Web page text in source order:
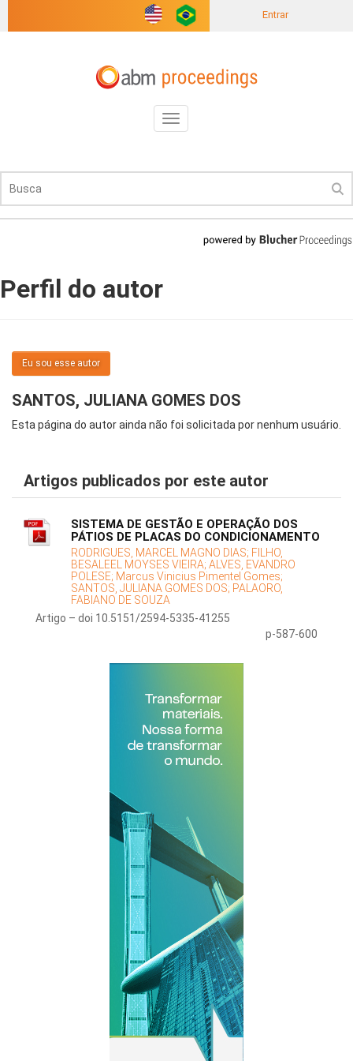
Entrar
Toggle
navigation
Perfil do autor
Eu sou esse autor
SANTOS, JULIANA GOMES DOS
Esta página do autor ainda não foi solicitada por nenhum usuário.
Artigos publicados por este autor
SISTEMA DE GESTÃO E OPERAÇÃO DOS
PÁTIOS DE PLACAS DO CONDICIONAMENTO
RODRIGUES, MARCEL MAGNO DIAS; FILHO,
BESALEEL MOYSES VIEIRA; ALVES, EVANDRO
POLESE; Marcus Vinicius Pimentel Gomes;
SANTOS, JULIANA GOMES DOS; PALAORO,
FABIANO DE SOUZA
Artigo – doi 10.5151/2594-5335-41255
p-587-600